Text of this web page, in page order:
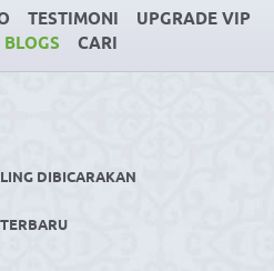
TESTIMONI
UPGRADE VIP
BLOGS CARI
DIBICARAKAN
TERBARU